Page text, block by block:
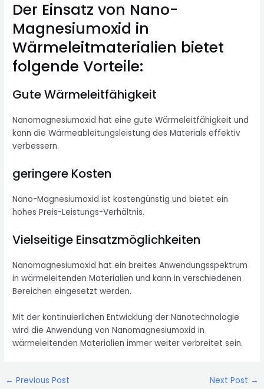
Der Einsatz von Nano-
Magnesiumoxid in
Wärmeleitmaterialien bietet
folgende Vorteile:
Gute Wärmeleitfähigkeit
Nanomagnesiumoxid hat eine gute Wärmeleitfähigkeit und
kann die Wärmeableitungsleistung des Materials effektiv
verbessern.
geringere Kosten
Nano-Magnesiumoxid ist kostengünstig und bietet ein
hohes Preis-Leistungs-Verhältnis.
Vielseitige Einsatzmöglichkeiten
Nanomagnesiumoxid hat ein breites Anwendungsspektrum
in wärmeleitenden Materialien und kann in verschiedenen
Bereichen eingesetzt werden.
Mit der kontinuierlichen Entwicklung der Nanotechnologie
wird die Anwendung von Nanomagnesiumoxid in
wärmeleitenden Materialien immer weiter verbreitet sein.
Post
← Previous Post Next Post →